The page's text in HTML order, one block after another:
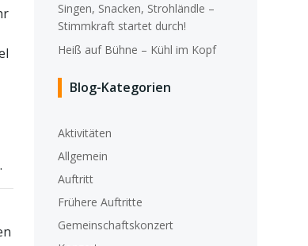
Singen, Snacken, Strohländle –
Stimmkraft startet durch!
Heiß auf Bühne – Kühl im Kopf
Blog-Kategorien
Aktivitäten
Allgemein
Auftritt
Frühere Auftritte
Gemeinschaftskonzert